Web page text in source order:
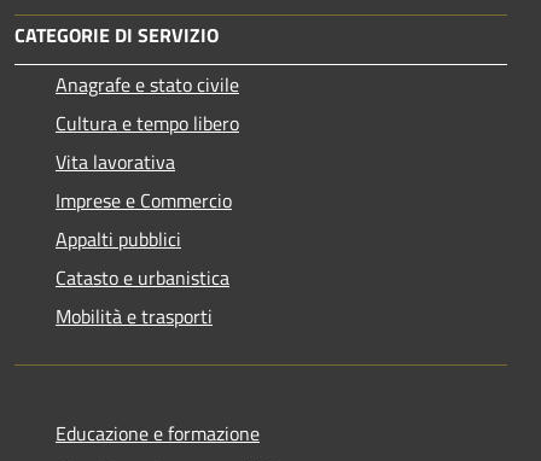
CATEGORIE DI SERVIZIO
Anagrafe e stato civile
Cultura e tempo libero
Vita lavorativa
Imprese e Commercio
Appalti pubblici
Catasto e urbanistica
Mobilità e trasporti
Educazione e formazione